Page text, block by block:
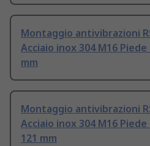
Montaggio antivibrazioni
Acciaio inox 304 M16
mm
Montaggio antivibrazioni
Acciaio inox 304 M16
121 mm